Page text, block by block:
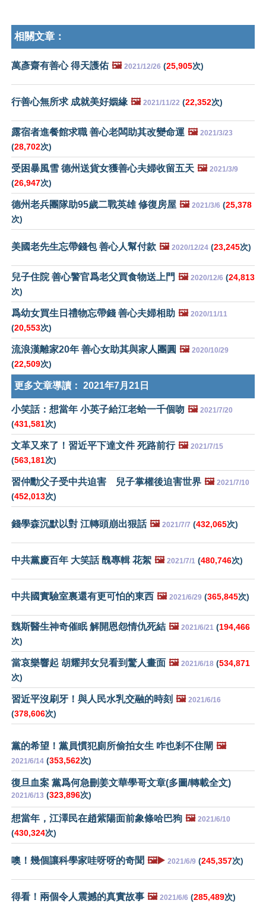
相關文章：
萬彥齋有善心 得天護佑 🖼️ 2021/12/26 (25,905次)
行善心無所求 成就美好姻緣 🖼️ 2021/11/22 (22,352次)
露宿者進餐館求職 善心老闆助其改變命運 🖼️ 2021/3/23
(28,702次)
受困暴風雪 德州送貨女獲善心夫婦收留五天 🖼️ 2021/3/9
(26,947次)
德州老兵團隊助95歲二戰英雄 修復房屋 🖼️ 2021/3/6 (25,378
次)
美國老先生忘帶錢包 善心人幫付款 🖼️ 2020/12/24 (23,245次)
兒子住院 善心警官爲老父買食物送上門 🖼️ 2020/12/6 (24,813
次)
爲幼女買生日禮物忘帶錢 善心夫婦相助 🖼️ 2020/11/11
(20,553次)
流浪漢離家20年 善心女助其與家人團圓 🖼️ 2020/10/29
(22,509次)
更多文章導讀： 2021年7月21日
小笑話：想當年 小英子給江老蛤一千個吻 🖼️ 2021/7/20
(431,581次)
文革又來了！習近平下達文件 死路前行 🖼️ 2021/7/15
(563,181次)
習仲勳父子受中共迫害 兒子掌權後迫害世界 🖼️ 2021/7/10
(452,013次)
錢學森沉默以對 江轉頭崩出狠話 🖼️ 2021/7/7 (432,065次)
中共黨慶百年 大笑話 醜專輯 花絮 🖼️ 2021/7/1 (480,746次)
中共國實驗室裏還有更可怕的東西 🖼️ 2021/6/29 (365,845次)
魏斯醫生神奇催眠 解開恩怨情仇死結 🖼️ 2021/6/21 (194,466
次)
當哀樂響起 胡耀邦女兒看到驚人畫面 🖼️ 2021/6/18 (534,871
次)
習近平沒刷牙！與人民水乳交融的時刻 🖼️ 2021/6/16
(378,606次)
黨的希望！黨員慣犯廁所偷拍女生 咋也剎不住閘 🖼️
2021/6/14 (353,562次)
復旦血案 黨爲何急刪姜文華學哥文章(多圖/轉載全文)
2021/6/13 (323,896次)
想當年，江澤民在趙紫陽面前象條哈巴狗 🖼️ 2021/6/10
(430,324次)
噢！幾個讓科學家哇呀呀的奇聞 🖼️▶️ 2021/6/9 (245,357次)
得看！兩個令人震撼的真實故事 🖼️ 2021/6/6 (285,489次)